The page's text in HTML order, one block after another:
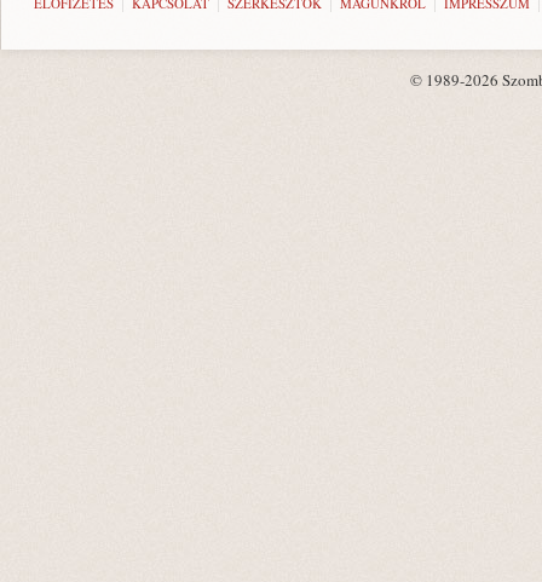
© 1989-2026